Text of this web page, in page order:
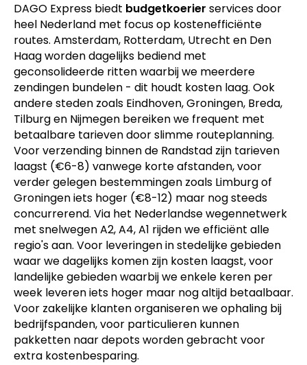
DAGO Express biedt budgetkoerier services door
heel Nederland met focus op kostenefficiënte
routes. Amsterdam, Rotterdam, Utrecht en Den
Haag worden dagelijks bediend met
geconsolideerde ritten waarbij we meerdere
zendingen bundelen - dit houdt kosten laag. Ook
andere steden zoals Eindhoven, Groningen, Breda,
Tilburg en Nijmegen bereiken we frequent met
betaalbare tarieven door slimme routeplanning.
Voor verzending binnen de Randstad zijn tarieven
laagst (€6-8) vanwege korte afstanden, voor
verder gelegen bestemmingen zoals Limburg of
Groningen iets hoger (€8-12) maar nog steeds
concurrerend. Via het Nederlandse wegennetwerk
met snelwegen A2, A4, A1 rijden we efficiënt alle
regio's aan. Voor leveringen in stedelijke gebieden
waar we dagelijks komen zijn kosten laagst, voor
landelijke gebieden waarbij we enkele keren per
week leveren iets hoger maar nog altijd betaalbaar.
Voor zakelijke klanten organiseren we ophaling bij
bedrijfspanden, voor particulieren kunnen
pakketten naar depots worden gebracht voor
extra kostenbesparing.